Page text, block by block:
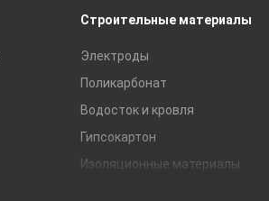
Строительные материалы
Электроды
Поликарбонат
Водосток и кровля
Гипсокартон
Изоляционные материалы